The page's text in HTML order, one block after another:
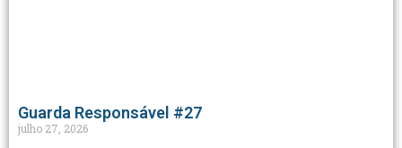
Guarda Responsável #27
julho 27, 2026